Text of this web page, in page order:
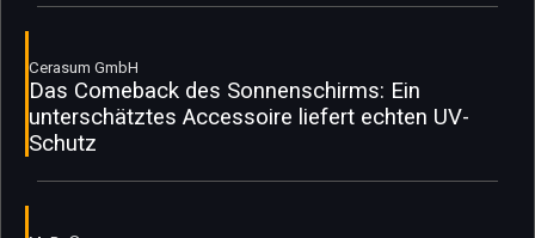
Cerasum GmbH
Das Comeback des Sonnenschirms: Ein
unterschätztes Accessoire liefert echten UV-
Schutz